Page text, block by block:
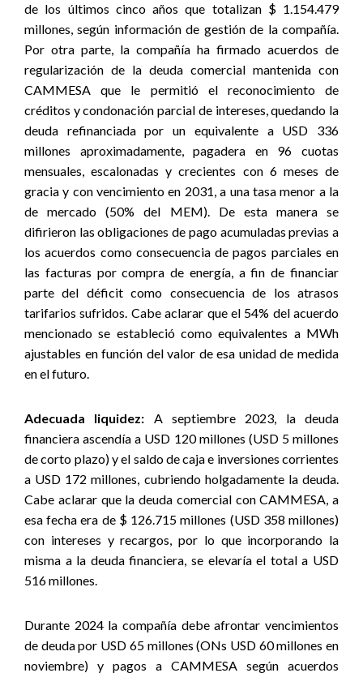
de los últimos cinco años que totalizan $ 1.154.479
millones, según información de gestión de la compañía.
Por otra parte, la compañía ha firmado acuerdos de
regularización de la deuda comercial mantenida con
CAMMESA que le permitió el reconocimiento de
créditos y condonación parcial de intereses, quedando la
deuda refinanciada por un equivalente a USD 336
millones aproximadamente, pagadera en 96 cuotas
mensuales, escalonadas y crecientes con 6 meses de
gracia y con vencimiento en 2031, a una tasa menor a la
de mercado (50% del MEM). De esta manera se
difirieron las obligaciones de pago acumuladas previas a
los acuerdos como consecuencia de pagos parciales en
las facturas por compra de energía, a fin de financiar
parte del déficit como consecuencia de los atrasos
tarifarios sufridos. Cabe aclarar que el 54% del acuerdo
mencionado se estableció como equivalentes a MWh
ajustables en función del valor de esa unidad de medida
en el futuro.
Adecuada liquidez: A septiembre 2023, la deuda
financiera ascendía a USD 120 millones (USD 5 millones
de corto plazo) y el saldo de caja e inversiones corrientes
a USD 172 millones, cubriendo holgadamente la deuda.
Cabe aclarar que la deuda comercial con CAMMESA, a
esa fecha era de $ 126.715 millones (USD 358 millones)
con intereses y recargos, por lo que incorporando la
misma a la deuda financiera, se elevaría el total a USD
516 millones.
Durante 2024 la compañía debe afrontar vencimientos
de deuda por USD 65 millones (ONs USD 60 millones en
noviembre) y pagos a CAMMESA según acuerdos